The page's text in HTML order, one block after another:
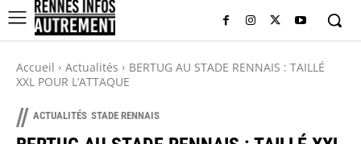
Accueil Actualités
BERTUG AU STADE RENNAIS : TAILLÉ
XXL POUR L’ATTAQUE
// ACTUALITÉS STADE RENNAIS